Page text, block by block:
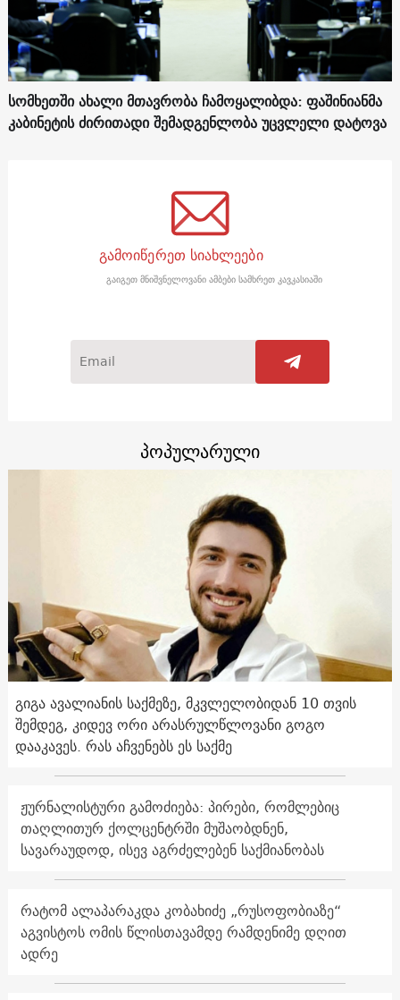
სომხეთში ახალი მთავრობა ჩამოყალიბდა: ფაშინიანმა
კაბინეტის ძირითადი შემადგენლობა უცვლელი დატოვა
გამოიწერეთ სიახლეები
გაიგეთ მნიშვნელოვანი ამბები სამხრეთ კავკასიაში
პოპულარული
გიგა ავალიანის საქმეზე, მკვლელობიდან 10 თვის
შემდეგ, კიდევ ორი არასრულწლოვანი გოგო
დააკავეს. რას აჩვენებს ეს საქმე
ჟურნალისტური გამოძიება: პირები, რომლებიც
თაღლითურ ქოლცენტრში მუშაობდნენ,
სავარაუდოდ, ისევ აგრძელებენ საქმიანობას
რატომ ალაპარაკდა კობახიძე „რუსოფობიაზე“
აგვისტოს ომის წლისთავამდე რამდენიმე დღით
ადრე